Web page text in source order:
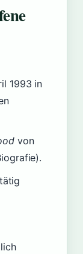
1993 in
von